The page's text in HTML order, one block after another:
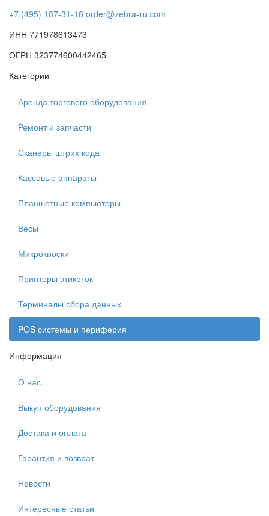
+7 (495) 187-31-18 order@zebra-ru.com
ИНН 771978613473
ОГРН 323774600442465
Категории
Аренда торгового оборудования
Ремонт и запчасти
Сканеры штрих кода
Кассовые аппараты
Планшетные компьютеры
Весы
Микрокиоски
Принтеры этикеток
Терминалы сбора данных
POS системы и периферия
Информация
О нас
Выкуп оборудования
Достака и оплата
Гарантия и возврат
Новости
Интересные статьи